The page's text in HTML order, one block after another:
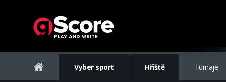
Vyber sport Hřiště Turnaje